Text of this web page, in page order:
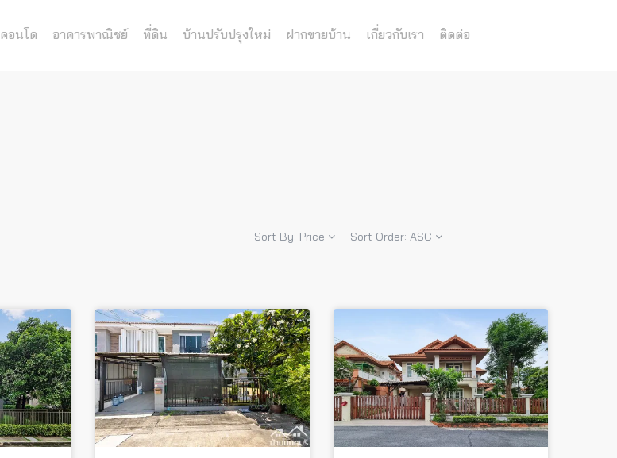
คอนโด อาคารพาณิชย์ ที่ดิน บ้านปรับปรุงใหม่ ฝากขายบ้าน เกี่ยวกับเรา ติดต่อ
Sort By: Price Sort Order: ASC